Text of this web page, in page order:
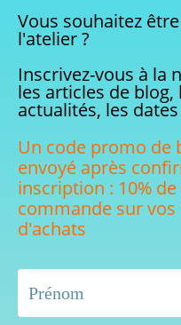
Vous souhaitez
l'atelier ?
Inscrivez-vous à la
les articles de
actualités, les
Un code promo de
envoyé après
inscription : 10%
commande sur
d'achats